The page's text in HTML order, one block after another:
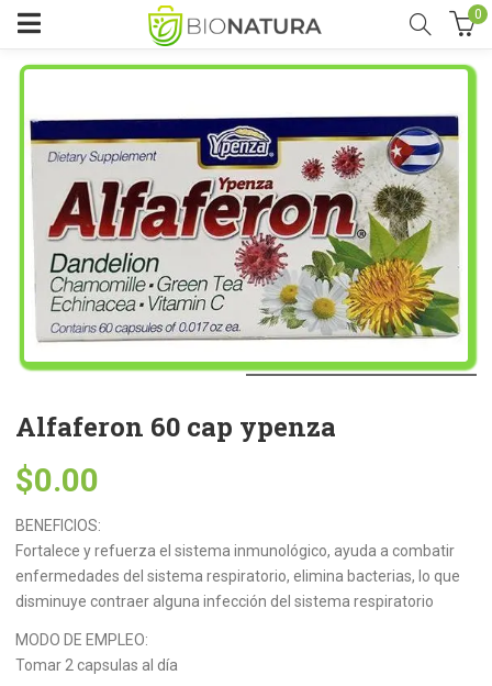
0
Alfaferon 60 cap ypenza
$0.00
BENEFICIOS:
Fortalece y refuerza el sistema inmunológico, ayuda a combatir
enfermedades del sistema respiratorio, elimina bacterias, lo que
disminuye contraer alguna infección del sistema respiratorio
MODO DE EMPLEO:
Tomar 2 capsulas al día